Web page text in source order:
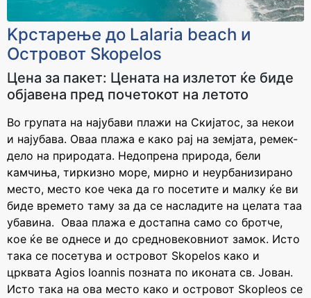
Kрстарење до Lalaria beach и
Островот Skopelos
Цена за пакет: Ценaта на излетот ќе биде
објавена пред почетокот на летото
Во групата на најубави плажи на Скијатос, за некои
и најубава. Оваа плажа е како рај на земјата, ремек-
дело на природата. Недопрена природа, бели
камчиња, тиркизно море, мирно и неурбанизирано
место, место кое чека да го посетите и малку ќе ви
биде времето таму за да се насладите на целата таа
убавина. Оваа плажа е достапна само со бротче,
кое ќе ве однесе и до средновековниот замок. Исто
така се посетува и островот Skopelos како и
црквата Agios Ioannis позната по иконата св. Јован.
Исто така на ова место како и островот Skopleos се